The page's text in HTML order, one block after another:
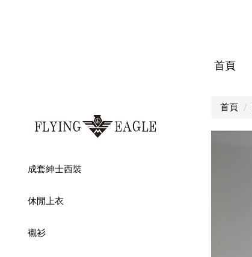
首頁
成套紳士西裝
休閒上衣
襯衫
首頁